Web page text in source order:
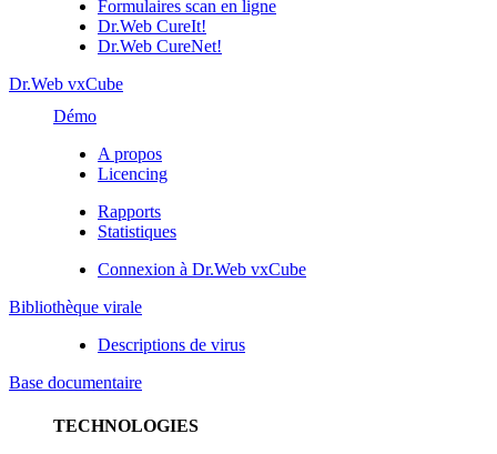
Formulaires scan en ligne
Dr.Web CureIt!
Dr.Web CureNet!
Dr.Web vxCube
Démo
A propos
Licencing
Rapports
Statistiques
Connexion à Dr.Web vxCube
Bibliothèque virale
Descriptions de virus
Base documentaire
TECHNOLOGIES